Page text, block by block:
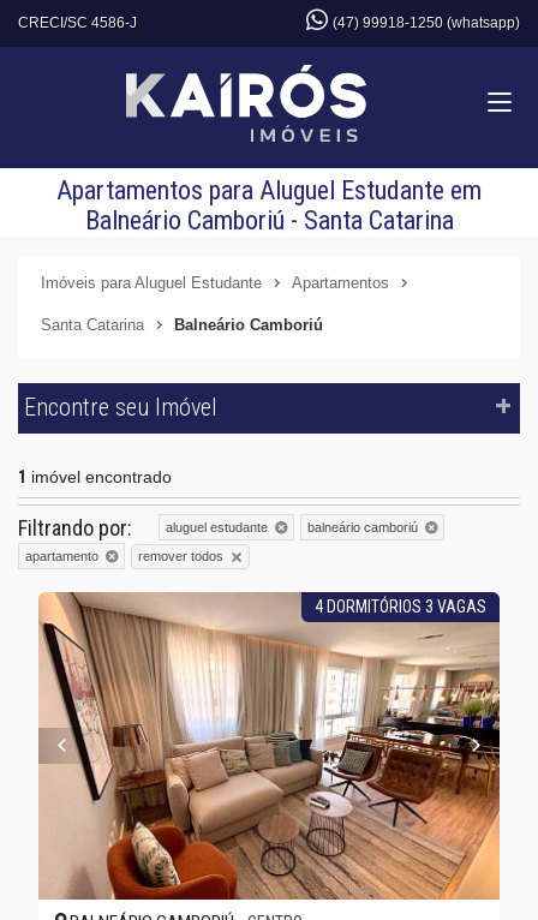
CRECI/SC 4586-J (47) 99918-1250 (whatsapp)
Apartamentos para Aluguel Estudante em
Balneário Camboriú - Santa Catarina
Imóveis para Aluguel Estudante Apartamentos
Santa Catarina Balneário Camboriú
Encontre seu Imóvel
1 imóvel encontrado
Filtrando por: aluguel estudante
balneário camboriú
apartamento
remover todos
4 DORMITÓRIOS 3 VAGAS